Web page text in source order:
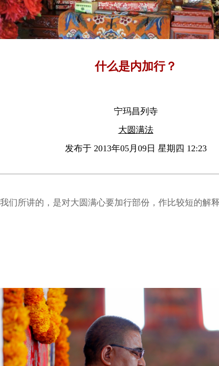
什么是内加行？
宁玛昌列寺
大圆满法
发布于 2013年05月09日 星期四 12:23
我们所讲的，是对大圆满心要加行部份，作比较短的解